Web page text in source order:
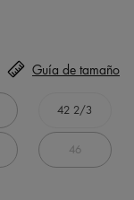
42 2/3
46
Guía de tamaño